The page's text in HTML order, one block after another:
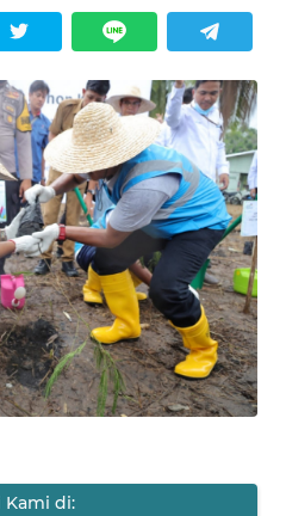
Kami di: